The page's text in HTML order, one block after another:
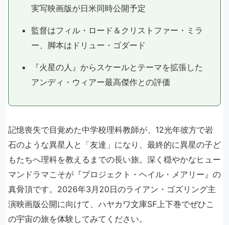
実写映画版が日米同時公開予定
監督はフィル・ロード＆クリストファー・ミラ
ー、脚本はドリュー・ゴダード
『火星の人』からスケールとテーマを拡張した
アンディ・ウィアー最高傑作との評価
記憶喪失で目覚めた中学校理科教師が、12光年彼方で岩
石のような異星人と「友達」になり、最終的に異星の子ど
もたちへ理科を教えるまでの長い旅。深く穏やかなヒュー
マンドラマこそが『プロジェクト・ヘイル・メアリー』の
真骨頂です。2026年3月20日のライアン・ゴズリング主
演映画版公開に向けて、ハヤカワ文庫SF上下巻でぜひこ
の宇宙の旅を体験してみてください。